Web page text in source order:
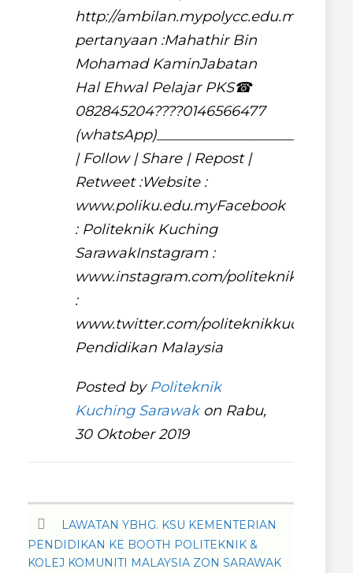
http://ambilan.mypolycc.edu.myUtk
pertanyaan :Mahathir Bin
Mohamad KaminJabatan
Hal Ehwal Pelajar PKS☎
082845204????0146566477
| Follow | Share | Repost |
Retweet :Website :
www.poliku.edu.myFacebook
: Politeknik Kuching
SarawakInstagram :
www.instagram.com/
:
www.twitter.com/
Pendidikan Malaysia
Posted by Politeknik
Kuching Sarawakon Rabu,
30 Oktober 2019
LAWATAN YBHG. KSU KEMENTERIAN
PENDIDIKAN KE BOOTH POLITEKNIK &
KOLEJ KOMUNITI MALAYSIA ZON SARAWAK